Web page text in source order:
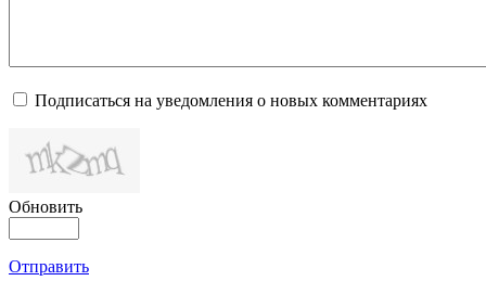
Подписаться на уведомления о новых комментариях
Обновить
Отправить